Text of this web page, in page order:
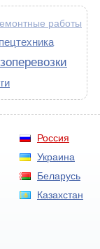
работы
Россия
Украина
Беларусь
Казахстан